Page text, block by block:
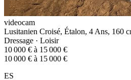
videocam
Lusitanien Croisé, Étalon, 4 Ans, 160
Dressage · Loisir
10 000 € à 15 000 €
10 000 € à 15 000 €
ES